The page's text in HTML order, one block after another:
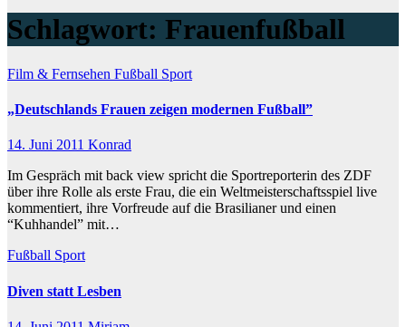
Schlagwort: Frauenfußball
Film & Fernsehen Fußball Sport
„Deutschlands Frauen zeigen modernen Fußball”
14. Juni 2011 Konrad
Im Gespräch mit back view spricht die Sportreporterin des ZDF
über ihre Rolle als erste Frau, die ein Weltmeisterschaftsspiel live
kommentiert, ihre Vorfreude auf die Brasilianer und einen
“Kuhhandel” mit…
Fußball Sport
Diven statt Lesben